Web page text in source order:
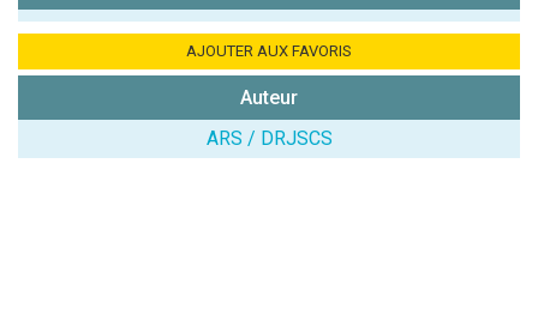
Antispam -
7x4 (en
AJOUTER AUX FAVORIS
Auteur
ARS / DRJSCS